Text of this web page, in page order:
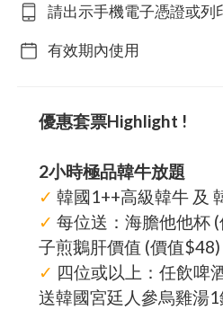
請出示手機電子憑證或列
有效期內使用
優惠套票Highlight !
2小時極品韓牛放題
✓ 韓國1++高級韓牛 及
✓ 每位送：海膽他他杯
子煎鵝肝價值 (價值$48)
✓ 四位或以上：任飲啤
送韓國宮廷人參烏雞湯